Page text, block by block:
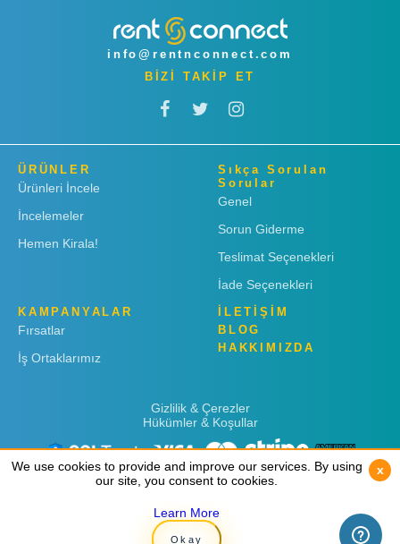
info@rentnconnect.com
BİZİ TAKİP ET
ÜRÜNLER
Ürünleri İncele
İncelemeler
Hemen Kirala!
Sıkça Sorulan
Sorular
Genel
Sorun Giderme
Teslimat Seçenekleri
İade Seçenekleri
KAMPANYALAR
Fırsatlar
İş Ortaklarımız
İLETİŞİM
BLOG
HAKKIMIZDA
Gizlilik & Çerezler
Hükümler & Koşullar
Copyright © 2019 Rent 'n Connect
We use cookies to provide and improve our services. By using
our site, you consent to cookies.
Learn More
Okay
x
We use cookies to provide and improve our services. By using
our site, you consent to cookies.
Learn More
Okay
x